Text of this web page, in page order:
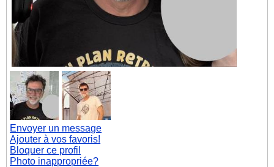
Envoyer un message
Ajouter à vos favoris!
Bloquer ce profil
Photo inappropriée?